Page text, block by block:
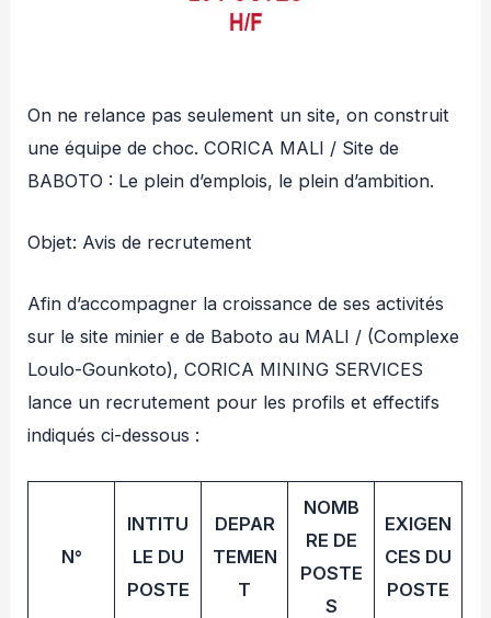
On ne relance pas seulement un site, on construit
une équipe de choc. CORICA MALI / Site de
BABOTO : Le plein d’emplois, le plein d’ambition.
Objet: Avis de recrutement
Afin d’accompagner la croissance de ses activités
sur le site minier e de Baboto au MALI / (Complexe
Loulo-Gounkoto), CORICA MINING SERVICES
lance un recrutement pour les profils et effectifs
indiqués ci-dessous :
N°
INTITU
LE DU
POSTE
DEPAR
TEMEN
T
NOMB
RE DE
POSTE
S
EXIGEN
CES DU
POSTE